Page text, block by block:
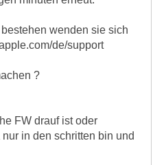
wenden sie sich
de/support
?
FW drauf ist oder
in den schritten bin und